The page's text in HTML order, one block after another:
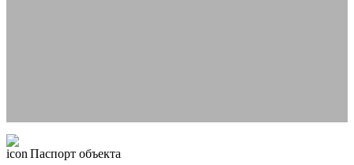
Паспорт объекта